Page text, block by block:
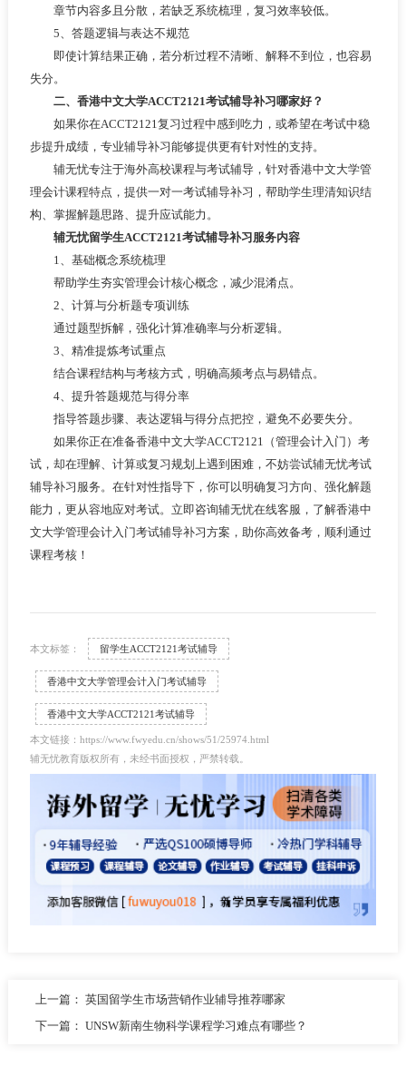
章节内容多且分散，若缺乏系统梳理，复习效率较低。
5、答题逻辑与表达不规范
即使计算结果正确，若分析过程不清晰、解释不到位，也容易
失分。
二、香港中文大学ACCT2121考试辅导补习哪家好？
如果你在ACCT2121复习过程中感到吃力，或希望在考试中稳
步提升成绩，专业辅导补习能够提供更有针对性的支持。
辅无忧专注于海外高校课程与考试辅导，针对香港中文大学管
理会计课程特点，提供一对一考试辅导补习，帮助学生理清知识结
构、掌握解题思路、提升应试能力。
辅无忧留学生ACCT2121考试辅导补习服务内容
1、基础概念系统梳理
帮助学生夯实管理会计核心概念，减少混淆点。
2、计算与分析题专项训练
通过题型拆解，强化计算准确率与分析逻辑。
3、精准提炼考试重点
结合课程结构与考核方式，明确高频考点与易错点。
4、提升答题规范与得分率
指导答题步骤、表达逻辑与得分点把控，避免不必要失分。
如果你正在准备香港中文大学ACCT2121（管理会计入门）考
试，却在理解、计算或复习规划上遇到困难，不妨尝试辅无忧考试
辅导补习服务。在针对性指导下，你可以明确复习方向、强化解题
能力，更从容地应对考试。立即咨询辅无忧在线客服，了解香港中
文大学管理会计入门考试辅导补习方案，助你高效备考，顺利通过
课程考核！
本文标签： 留学生ACCT2121考试辅导
香港中文大学管理会计入门考试辅导
香港中文大学ACCT2121考试辅导
本文链接：https://www.fwyedu.cn/shows/51/25974.html
辅无忧教育版权所有，未经书面授权，严禁转载。
上一篇： 英国留学生市场营销作业辅导推荐哪家
下一篇： UNSW新南生物科学课程学习难点有哪些？